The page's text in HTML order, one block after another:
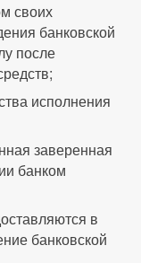
своих
банковской
после
исполнения
заверенная
банком
в
банковской